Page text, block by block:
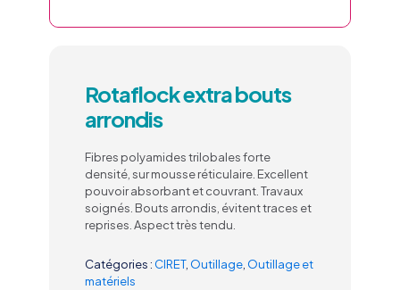
Rotaflock extra bouts
arrondis
Fibres polyamides trilobales forte
densité, sur mousse réticulaire. Excellent
pouvoir absorbant et couvrant. Travaux
soignés. Bouts arrondis, évitent traces et
reprises. Aspect très tendu.
Catégories : CIRET, Outillage Outillage et
matériels